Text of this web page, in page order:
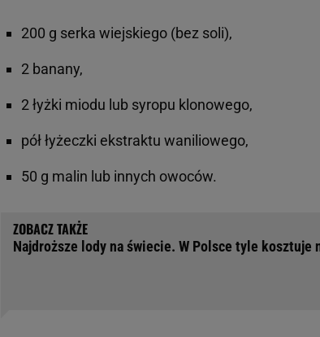
200 g serka wiejskiego (bez soli),
2 banany,
2 łyżki miodu lub syropu klonowego,
pół łyżeczki ekstraktu waniliowego,
50 g malin lub innych owoców.
Najdroższe lody na świecie. W Polsce tyle kosztuje